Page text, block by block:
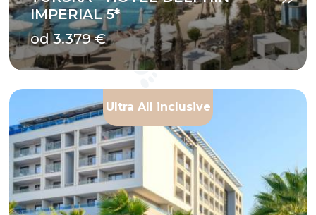
IMPERIAL 5*
od 3.379 €
Ultra All inclusive